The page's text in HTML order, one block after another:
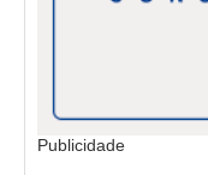
Publicidade